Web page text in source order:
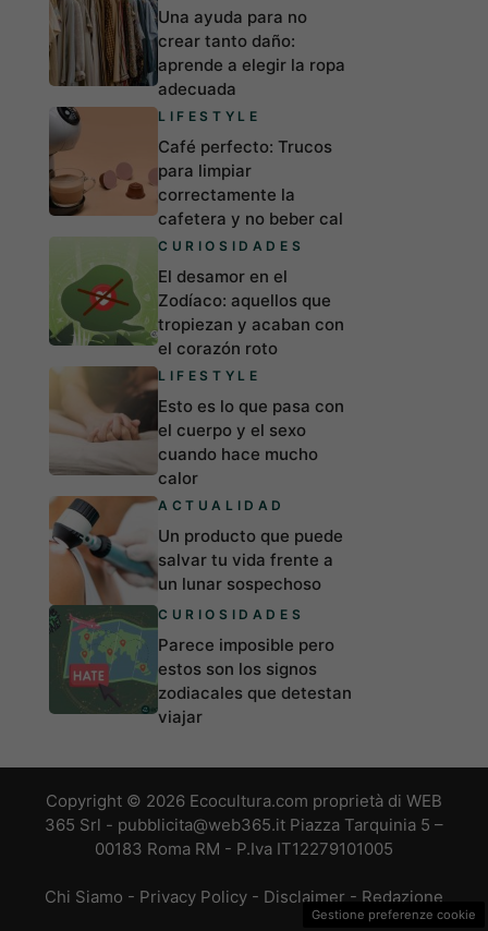
Una ayuda para no
crear tanto daño:
aprende a elegir la ropa
adecuada
LIFESTYLE
Café perfecto: Trucos
para limpiar
correctamente la
cafetera y no beber cal
CURIOSIDADES
El desamor en el
Zodíaco: aquellos que
tropiezan y acaban con
el corazón roto
LIFESTYLE
Esto es lo que pasa con
el cuerpo y el sexo
cuando hace mucho
calor
ACTUALIDAD
Un producto que puede
salvar tu vida frente a
un lunar sospechoso
CURIOSIDADES
Parece imposible pero
estos son los signos
zodiacales que detestan
viajar
Copyright © 2026 Ecocultura.com proprietà di WEB
365 Srl - pubblicita@web365.it Piazza Tarquinia 5 –
00183 Roma RM - P.Iva IT12279101005
Chi Siamo - Privacy Policy - Disclaimer - Redazione
Gestione preferenze cookie